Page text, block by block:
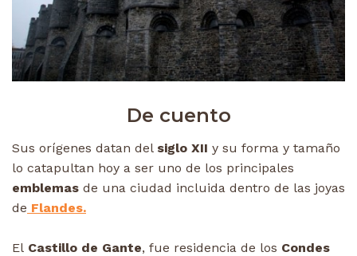
De cuento
Sus orígenes datan del siglo XII y su forma y tamaño
lo catapultan hoy a ser uno de los principales
emblemas de una ciudad incluida dentro de las joyas
de Flandes.
El Castillo de Gante, fue residencia de los Condes